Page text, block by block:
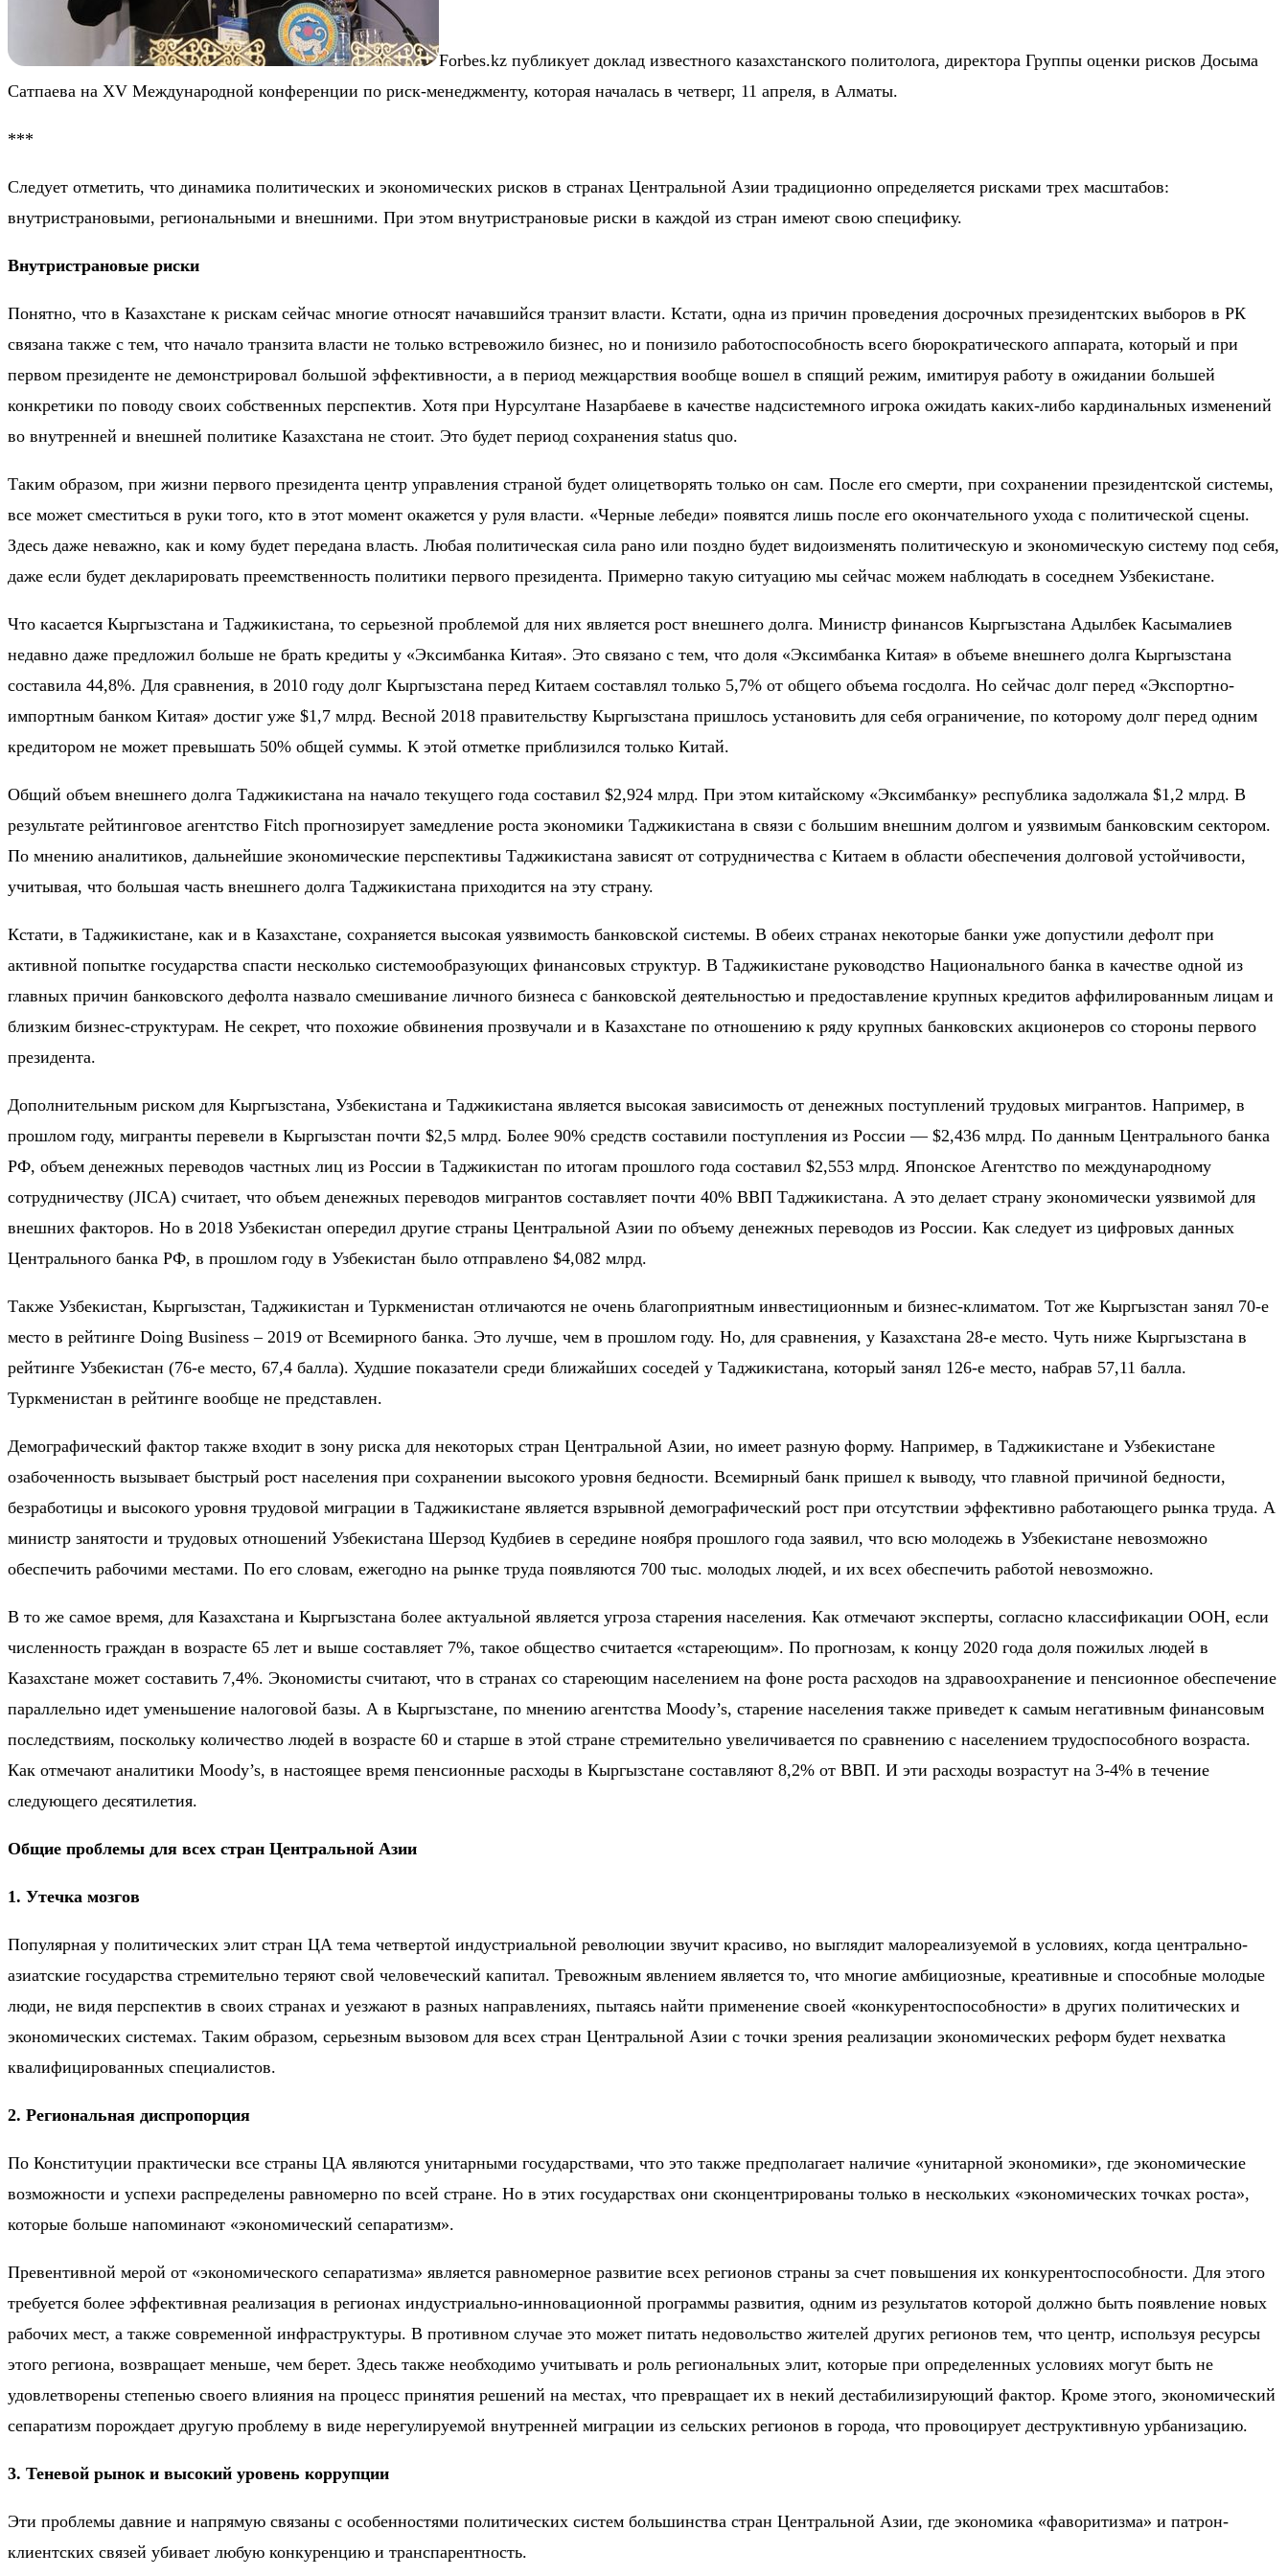
Forbes.kz публикует доклад известного казахстанского политолога, директора Группы оценки рисков Досыма
Сатпаева на XV Международной конференции по риск-менеджменту, которая началась в четверг, 11 апреля, в Алматы.
***
Следует отметить, что динамика политических и экономических рисков в странах Центральной Азии традиционно определяется рисками трех масштабов:
внутристрановыми, региональными и внешними. При этом внутристрановые риски в каждой из стран имеют свою специфику.
Внутристрановые риски
Понятно, что в Казахстане к рискам сейчас многие относят начавшийся транзит власти. Кстати, одна из причин проведения досрочных президентских выборов в РК
связана также с тем, что начало транзита власти не только встревожило бизнес, но и понизило работоспособность всего бюрократического аппарата, который и при
первом президенте не демонстрировал большой эффективности, а в период межцарствия вообще вошел в спящий режим, имитируя работу в ожидании большей
конкретики по поводу своих собственных перспектив. Хотя при Нурсултане Назарбаеве в качестве надсистемного игрока ожидать каких-либо кардинальных изменений
во внутренней и внешней политике Казахстана не стоит. Это будет период сохранения status quo.
Таким образом, при жизни первого президента центр управления страной будет олицетворять только он сам. После его смерти, при сохранении президентской системы,
все может сместиться в руки того, кто в этот момент окажется у руля власти. «Черные лебеди» появятся лишь после его окончательного ухода с политической сцены.
Здесь даже неважно, как и кому будет передана власть. Любая политическая сила рано или поздно будет видоизменять политическую и экономическую систему под себя,
даже если будет декларировать преемственность политики первого президента. Примерно такую ситуацию мы сейчас можем наблюдать в соседнем Узбекистане.
Что касается Кыргызстана и Таджикистана, то серьезной проблемой для них является рост внешнего долга. Министр финансов Кыргызстана Адылбек Касымалиев
недавно даже предложил больше не брать кредиты у «Эксимбанка Китая». Это связано с тем, что доля «Эксимбанка Китая» в объеме внешнего долга Кыргызстана
составила 44,8%. Для сравнения, в 2010 году долг Кыргызстана перед Китаем составлял только 5,7% от общего объема госдолга. Но сейчас долг перед «Экспортно-
импортным банком Китая» достиг уже $1,7 млрд. Весной 2018 правительству Кыргызстана пришлось установить для себя ограничение, по которому долг перед одним
кредитором не может превышать 50% общей суммы. К этой отметке приблизился только Китай.
Общий объем внешнего долга Таджикистана на начало текущего года составил $2,924 млрд. При этом китайскому «Эксимбанку» республика задолжала $1,2 млрд. В
результате рейтинговое агентство Fitch прогнозирует замедление роста экономики Таджикистана в связи с большим внешним долгом и уязвимым банковским сектором.
По мнению аналитиков, дальнейшие экономические перспективы Таджикистана зависят от сотрудничества с Китаем в области обеспечения долговой устойчивости,
учитывая, что большая часть внешнего долга Таджикистана приходится на эту страну.
Кстати, в Таджикистане, как и в Казахстане, сохраняется высокая уязвимость банковской системы. В обеих странах некоторые банки уже допустили дефолт при
активной попытке государства спасти несколько системообразующих финансовых структур. В Таджикистане руководство Национального банка в качестве одной из
главных причин банковского дефолта назвало смешивание личного бизнеса с банковской деятельностью и предоставление крупных кредитов аффилированным лицам и
близким бизнес-структурам. Не секрет, что похожие обвинения прозвучали и в Казахстане по отношению к ряду крупных банковских акционеров со стороны первого
президента.
Дополнительным риском для Кыргызстана, Узбекистана и Таджикистана является высокая зависимость от денежных поступлений трудовых мигрантов. Например, в
прошлом году, мигранты перевели в Кыргызстан почти $2,5 млрд. Более 90% средств составили поступления из России — $2,436 млрд. По данным Центрального банка
РФ, объем денежных переводов частных лиц из России в Таджикистан по итогам прошлого года составил $2,553 млрд. Японское Агентство по международному
сотрудничеству (JICA) считает, что объем денежных переводов мигрантов составляет почти 40% ВВП Таджикистана. А это делает страну экономически уязвимой для
внешних факторов. Но в 2018 Узбекистан опередил другие страны Центральной Азии по объему денежных переводов из России. Как следует из цифровых данных
Центрального банка РФ, в прошлом году в Узбекистан было отправлено $4,082 млрд.
Также Узбекистан, Кыргызстан, Таджикистан и Туркменистан отличаются не очень благоприятным инвестиционным и бизнес-климатом. Тот же Кыргызстан занял 70-е
место в рейтинге Doing Business – 2019 от Всемирного банка. Это лучше, чем в прошлом году. Но, для сравнения, у Казахстана 28-е место. Чуть ниже Кыргызстана в
рейтинге Узбекистан (76-е место, 67,4 балла). Худшие показатели среди ближайших соседей у Таджикистана, который занял 126-е место, набрав 57,11 балла.
Туркменистан в рейтинге вообще не представлен.
Демографический фактор также входит в зону риска для некоторых стран Центральной Азии, но имеет разную форму. Например, в Таджикистане и Узбекистане
озабоченность вызывает быстрый рост населения при сохранении высокого уровня бедности. Всемирный банк пришел к выводу, что главной причиной бедности,
безработицы и высокого уровня трудовой миграции в Таджикистане является взрывной демографический рост при отсутствии эффективно работающего рынка труда. А
министр занятости и трудовых отношений Узбекистана Шерзод Кудбиев в середине ноября прошлого года заявил, что всю молодежь в Узбекистане невозможно
обеспечить рабочими местами. По его словам, ежегодно на рынке труда появляются 700 тыс. молодых людей, и их всех обеспечить работой невозможно.
В то же самое время, для Казахстана и Кыргызстана более актуальной является угроза старения населения. Как отмечают эксперты, согласно классификации ООН, если
численность граждан в возрасте 65 лет и выше составляет 7%, такое общество считается «стареющим». По прогнозам, к концу 2020 года доля пожилых людей в
Казахстане может составить 7,4%. Экономисты считают, что в странах со стареющим населением на фоне роста расходов на здравоохранение и пенсионное обеспечение
параллельно идет уменьшение налоговой базы. А в Кыргызстане, по мнению агентства Moody’s, старение населения также приведет к самым негативным финансовым
последствиям, поскольку количество людей в возрасте 60 и старше в этой стране стремительно увеличивается по сравнению с населением трудоспособного возраста.
Как отмечают аналитики Moody’s, в настоящее время пенсионные расходы в Кыргызстане составляют 8,2% от ВВП. И эти расходы возрастут на 3-4% в течение
следующего десятилетия.
Общие проблемы для всех стран Центральной Азии
1. Утечка мозгов
Популярная у политических элит стран ЦА тема четвертой индустриальной революции звучит красиво, но выглядит малореализуемой в условиях, когда центрально-
азиатские государства стремительно теряют свой человеческий капитал. Тревожным явлением является то, что многие амбициозные, креативные и способные молодые
люди, не видя перспектив в своих странах и уезжают в разных направлениях, пытаясь найти применение своей «конкурентоспособности» в других политических и
экономических системах. Таким образом, серьезным вызовом для всех стран Центральной Азии с точки зрения реализации экономических реформ будет нехватка
квалифицированных специалистов.
2. Региональная диспропорция
По Конституции практически все страны ЦА являются унитарными государствами, что это также предполагает наличие «унитарной экономики», где экономические
возможности и успехи распределены равномерно по всей стране. Но в этих государствах они сконцентрированы только в нескольких «экономических точках роста»,
которые больше напоминают «экономический сепаратизм».
Превентивной мерой от «экономического сепаратизма» является равномерное развитие всех регионов страны за счет повышения их конкурентоспособности. Для этого
требуется более эффективная реализация в регионах индустриально-инновационной программы развития, одним из результатов которой должно быть появление новых
рабочих мест, а также современной инфраструктуры. В противном случае это может питать недовольство жителей других регионов тем, что центр, используя ресурсы
этого региона, возвращает меньше, чем берет. Здесь также необходимо учитывать и роль региональных элит, которые при определенных условиях могут быть не
удовлетворены степенью своего влияния на процесс принятия решений на местах, что превращает их в некий дестабилизирующий фактор. Кроме этого, экономический
сепаратизм порождает другую проблему в виде нерегулируемой внутренней миграции из сельских регионов в города, что провоцирует деструктивную урбанизацию.
3. Теневой рынок и высокий уровень коррупции
Эти проблемы давние и напрямую связаны с особенностями политических систем большинства стран Центральной Азии, где экономика «фаворитизма» и патрон-
клиентских связей убивает любую конкуренцию и транспарентность.